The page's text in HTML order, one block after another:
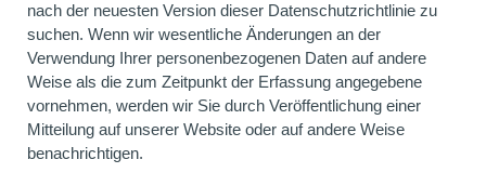
nach der neuesten Version dieser Datenschutzrichtlinie zu
suchen. Wenn wir wesentliche Änderungen an der
Verwendung Ihrer personenbezogenen Daten auf andere
Weise als die zum Zeitpunkt der Erfassung angegebene
vornehmen, werden wir Sie durch Veröffentlichung einer
Mitteilung auf unserer Website oder auf andere Weise
benachrichtigen.